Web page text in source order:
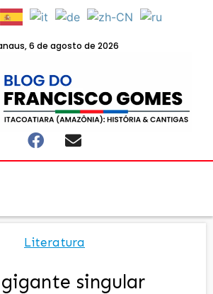
6 de agosto de 2026
Literatura
singular